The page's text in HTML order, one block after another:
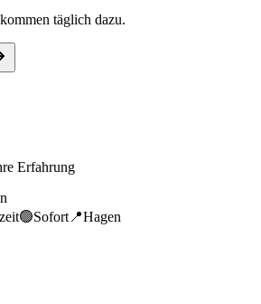
täglich dazu.
Erfahrung
🟢Sofort 📍Hagen